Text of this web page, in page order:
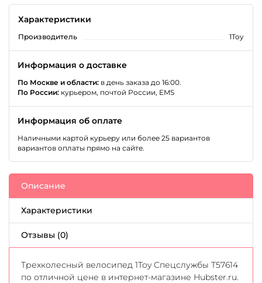
Характеристики
Производитель 1Toy
Информация о доставке
По Москве и области: в день заказа до 16:00.
По России: курьером, почтой России, EMS
Информация об оплате
Наличными картой курьеру или более 25 вариантов
вариантов оплаты прямо на сайте.
Описание
Характеристики
Отзывы (0)
Трехколесный велосипед 1Toy Спецслужбы Т57614
по отличной цене в интернет-магазине Hubster.ru.